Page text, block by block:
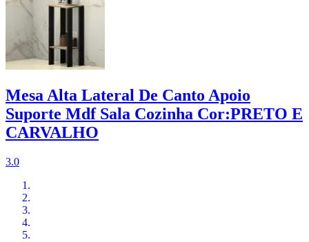
Mesa Alta Lateral De Canto Apoio
Suporte Mdf Sala Cozinha Cor:PRETO E
CARVALHO
3.0